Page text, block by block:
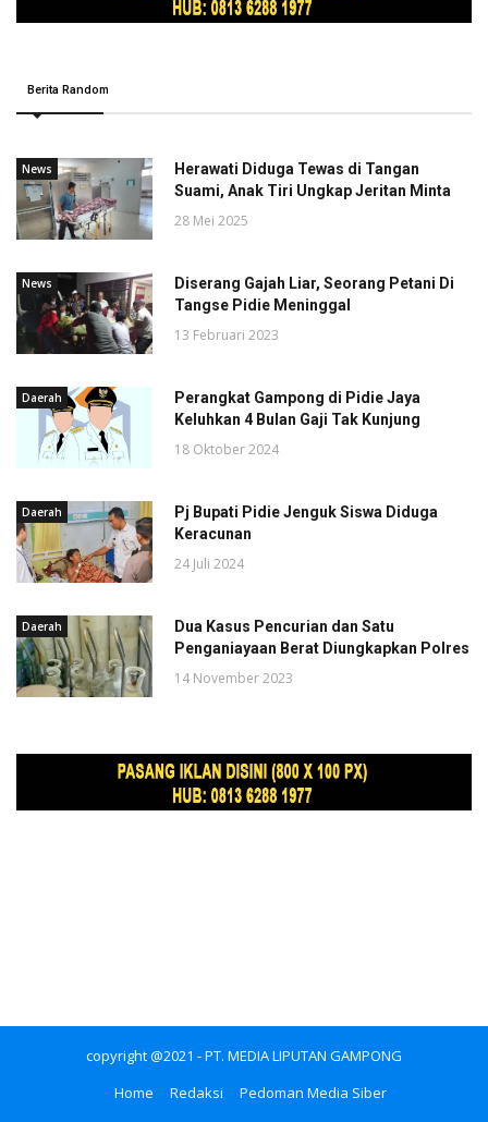
Berita Random
News
Herawati Diduga Tewas di Tangan
Suami, Anak Tiri Ungkap Jeritan Minta
28 Mei 2025
News
Diserang Gajah Liar, Seorang Petani Di
Tangse Pidie Meninggal
13 Februari 2023
Daerah
Perangkat Gampong di Pidie Jaya
Keluhkan 4 Bulan Gaji Tak Kunjung
18 Oktober 2024
Daerah
Pj Bupati Pidie Jenguk Siswa Diduga
Keracunan
24 Juli 2024
Daerah
Dua Kasus Pencurian dan Satu
Penganiayaan Berat Diungkapkan Polres
14 November 2023
copyright @2021 - PT. MEDIA LIPUTAN GAMPONG
Home
Redaksi Pedoman Media Siber